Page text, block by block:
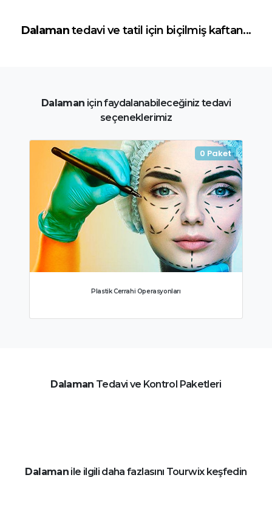
Dalamantedavi ve tatil için biçilmiş kaftan...
Dalaman için faydalanabileceğiniz tedavi
seçeneklerimiz
0 Paket
Plastik Cerrahi Operasyonları
Dalaman Tedavi ve Kontrol Paketleri
Dalaman ile ilgili daha fazlasını Tourwix keşfedin